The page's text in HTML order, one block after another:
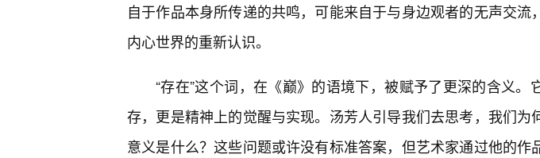
自于作品本身所传递的共鸣，可能来自于与身边观者的无声交流
内心世界的重新认识。
“存在”这个词，在《巅》的语境下，被赋予了更深的含义。
存，更是精神上的觉醒与实现。汤芳人引导我们去思考，我们为
意义是什么？这些问题或许没有标准答案，但艺术家通过他的作